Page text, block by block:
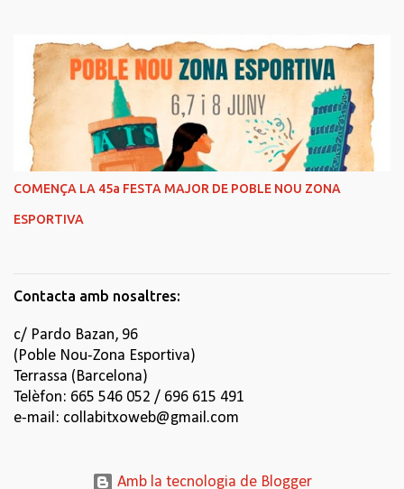
COMENÇA LA 45a FESTA MAJOR DE POBLE NOU ZONA
ESPORTIVA
Contacta amb nosaltres:
c/ Pardo Bazan, 96
(Poble Nou-Zona Esportiva)
Terrassa (Barcelona)
Telèfon: 665 546 052 / 696 615 491
e-mail: collabitxoweb@gmail.com
Amb la tecnologia de Blogger